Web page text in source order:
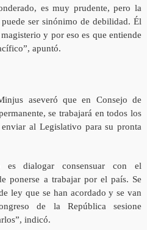
es muy prudente, pero la
ser sinónimo de debilidad. Él
y por eso es que entiende
apuntó.
aseveró que en Consejo de
se trabajará en todos los
al Legislativo para su pronta
es dialogar consensuar con el
ponerse a trabajar por el país. Se
ley que se han acordado y se van
de la República sesione
indicó.